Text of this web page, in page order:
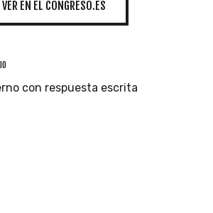
VER EN EL CONGRESO.ES
con respuesta escrita